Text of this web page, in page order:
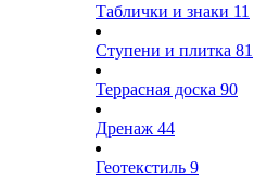
Таблички и знаки 11
Ступени и плитка 81
Террасная доска 90
Дренаж 44
Геотекстиль 9